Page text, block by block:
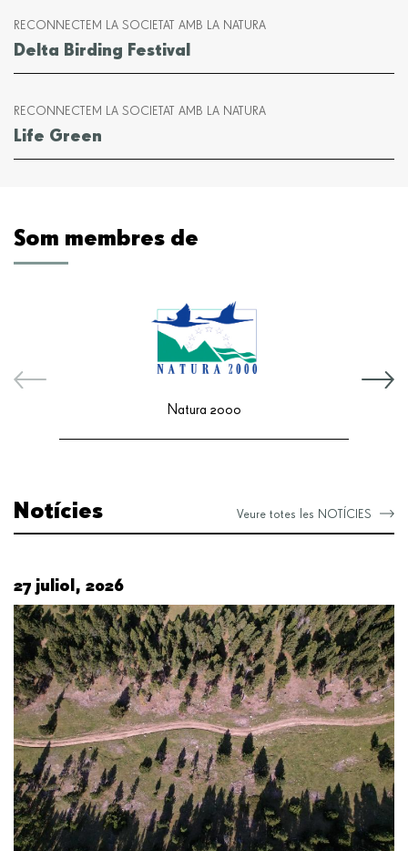
RECONNECTEM LA SOCIETAT AMB LA NATURA
Delta Birding Festival
RECONNECTEM LA SOCIETAT AMB LA NATURA
Life Green
Som membres de
Natura 2000
Notícies Veure totes les NOTÍCIES
27 juliol, 2026